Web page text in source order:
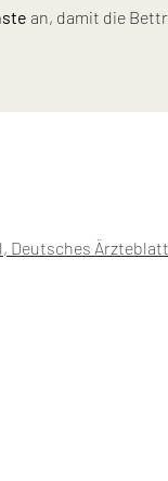
an, damit die
, Deutsches Ärzteblatt